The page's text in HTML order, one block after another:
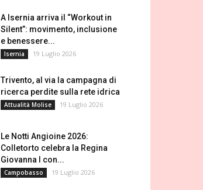
A Isernia arriva il “Workout in
Silent”: movimento, inclusione
e benessere...
Isernia 19 Luglio 2026
Trivento, al via la campagna di
ricerca perdite sulla rete idrica
Attualità Molise 19 Luglio 2026
Le Notti Angioine 2026:
Colletorto celebra la Regina
Giovanna I con...
Campobasso 19 Luglio 2026